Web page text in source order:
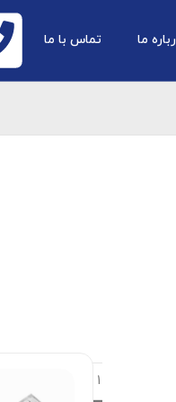
ما تماس با ما